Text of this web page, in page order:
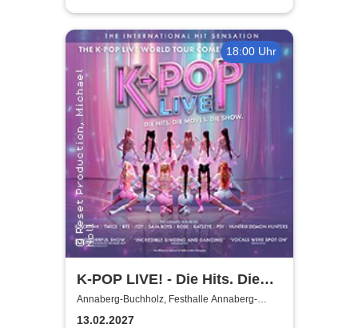
18:00 Uhr
K-POP LIVE! - Die Hits. Die
Moves. Die Show.
Annaberg-Buchholz, Festhalle Annaberg-
Buchholz
13.02.2027